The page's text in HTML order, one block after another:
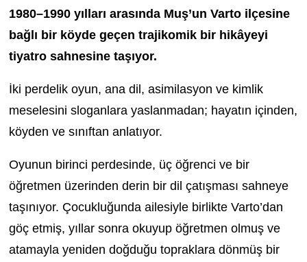
1980–1990 yılları arasında Muş’un Varto ilçesine
bağlı bir köyde geçen trajikomik bir hikâyeyi
tiyatro sahnesine taşıyor.
İki perdelik oyun, ana dil, asimilasyon ve kimlik
meselesini sloganlara yaslanmadan; hayatın içinden,
köyden ve sınıftan anlatıyor.
Oyunun birinci perdesinde, üç öğrenci ve bir
öğretmen üzerinden derin bir dil çatışması sahneye
taşınıyor. Çocukluğunda ailesiyle birlikte Varto’dan
göç etmiş, yıllar sonra okuyup öğretmen olmuş ve
atamayla yeniden doğduğu topraklara dönmüş bir